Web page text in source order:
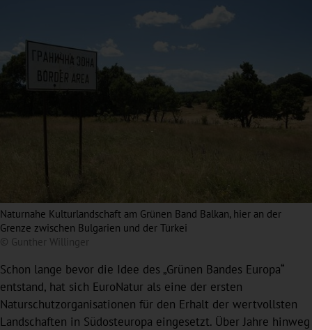
Naturnahe Kulturlandschaft am Grünen Band Balkan, hier an der
Grenze zwischen Bulgarien und der Türkei
© Gunther Willinger
Schon lange bevor die Idee des „Grünen Bandes Europa“
entstand, hat sich EuroNatur als eine der ersten
Naturschutzorganisationen für den Erhalt der wertvollsten
Landschaften in Südosteuropa eingesetzt. Über Jahre hinweg